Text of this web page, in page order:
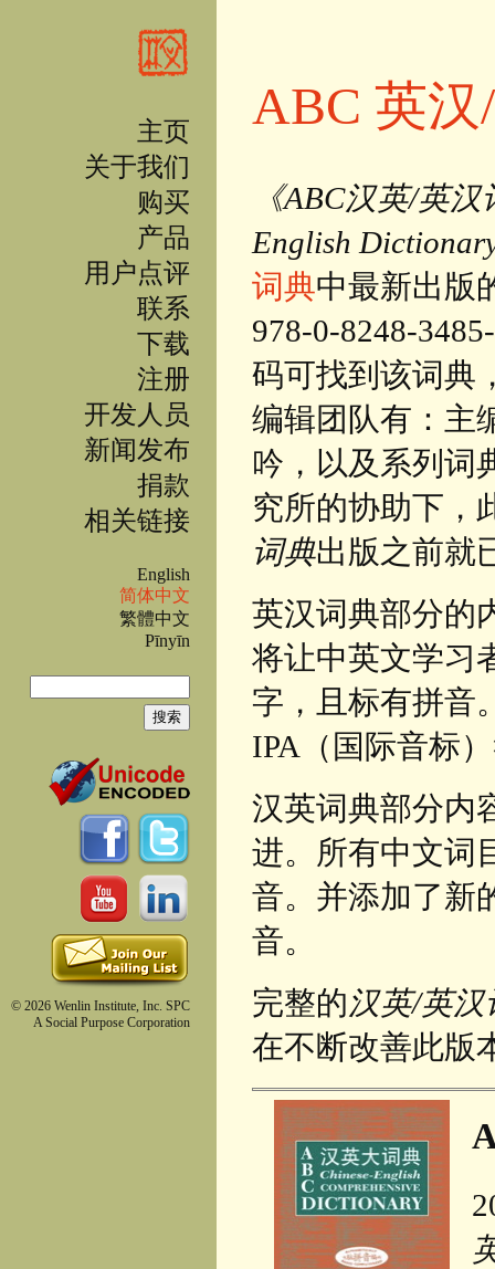
主页
关于我们
购买
产品
用户点评
联系
下载
注册
开发人员
新闻发布
捐款
相关链接
English
简体中文
繁體中文
Pīnyīn
搜索表单
搜索
© 2026 Wenlin Institute, Inc. SPC
A Social Purpose Corporation
ABC 英
《ABC汉英/英
English
词典中最新出版
978-0-8248-
码可找到该词典
编辑团队有：主
吟，以及系列词
究所的协助下，
词典出版之前就
英汉词典部分的
将让中英文学习
字，且标有拼音
IPA（国际音标
汉英词典部分内
进。所有中文词
音。并添加了新
音。
完整的汉英/英汉
在不断改善此版